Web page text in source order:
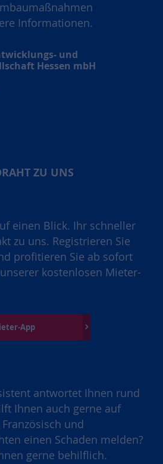
Informationen.
und
Hessen mbH
ZU UNS
einen Blick. Ihr schneller
zu uns. Registrieren Sie
profitieren Sie ab sofort
kostenlosen Mieter-
App
antwortet Ihnen rund
Ihnen auch gerne auf
und
einen Schaden melden?
gerne behilflich.